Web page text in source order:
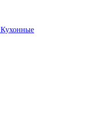
Кухонные